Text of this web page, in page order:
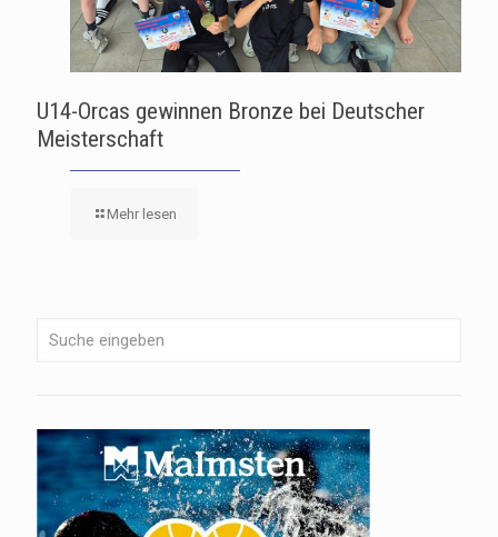
U14-Orcas gewinnen Bronze bei Deutscher
Meisterschaft
Mehr lesen